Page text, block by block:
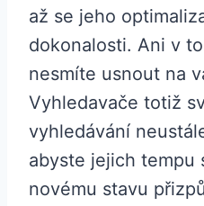
až se jeho
dokonalosti. Ani v
nesmíte usnout na
Vyhledavače totiž
vyhledávání
abyste jejich tempu
novému stavu